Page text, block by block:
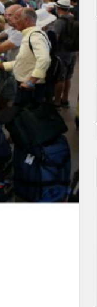
Μέρισμα:
IBAN που...
γραμμή θα
read